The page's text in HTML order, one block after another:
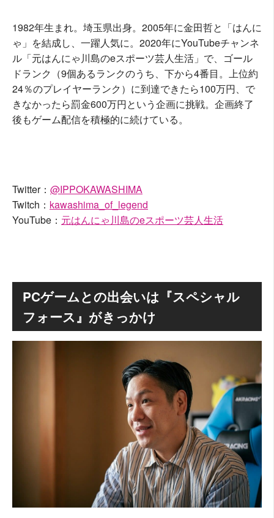
1982年生まれ。埼玉県出身。2005年に金田哲と「はんに
ゃ」を結成し、一躍人気に。2020年にYouTubeチャンネ
ル「元はんにゃ川島のeスポーツ芸人生活」で、ゴール
ドランク（9個あるランクのうち、下から4番目。上位約
24％のプレイヤーランク）に到達できたら100万円、で
きなかったら罰金600万円という企画に挑戦。企画終了
後もゲーム配信を積極的に続けている。
Twitter： @IPPOKAWASHIMA
Twitch： kawashima_of_legend
YouTube： 元はんにゃ川島のeスポーツ芸人生活
PCゲームとの出会いは『スペシャル
フォース』がきっかけ